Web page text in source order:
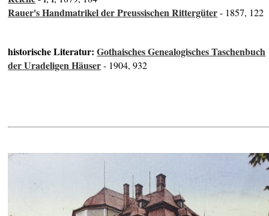
Rauer's Handmatrikel der Preussischen Rittergüter- 1857, 122
historische Literatur:Gothaisches Genealogisches Taschenbuch
der Uradeligen Häuser- 1904, 932